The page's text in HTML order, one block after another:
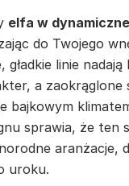
elfa w
do Twojego
gładkie linie
a zaokrąglone
bajkowym
sprawia, że ten
aranżacje,
uroku.